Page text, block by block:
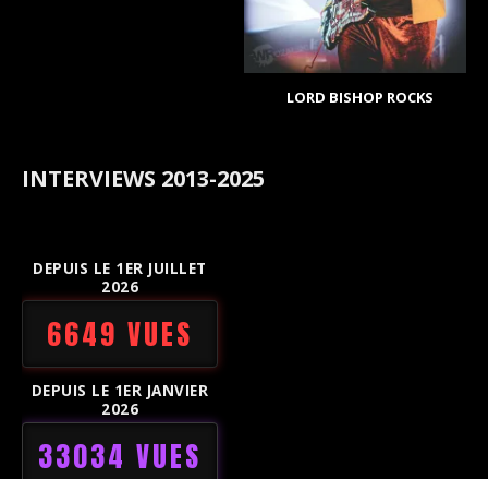
LORD BISHOP ROCKS
INTERVIEWS 2013-2025
DEPUIS LE 1ER JUILLET
2026
6649 VUES
DEPUIS LE 1ER JANVIER
2026
33034 VUES